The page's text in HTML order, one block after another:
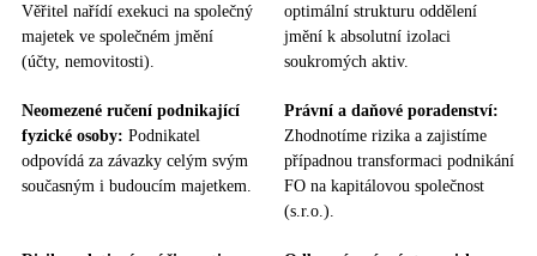
Věřitel nařídí exekuci na společný
majetek ve společném jmění
(účty, nemovitosti).
optimální strukturu oddělení
jmění k absolutní izolaci
soukromých aktiv.
Neomezené ručení podnikající
fyzické osoby: Podnikatel
odpovídá za závazky celým svým
současným i budoucím majetkem.
Právní a daňové poradenství:
Zhodnotíme rizika a zajistíme
případnou transformaci podnikání
FO na kapitálovou společnost
(s.r.o.).